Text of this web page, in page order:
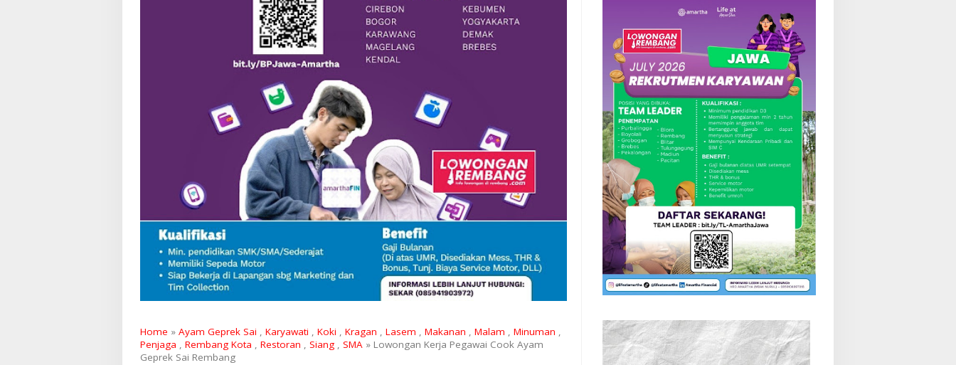
Home » Ayam Geprek Sai , Karyawati , Koki , Kragan , Lasem , Makanan , Malam , Minuman ,
Penjaga , Rembang Kota , Restoran , Siang , SMA » Lowongan Kerja Pegawai Cook Ayam
Geprek Sai Rembang